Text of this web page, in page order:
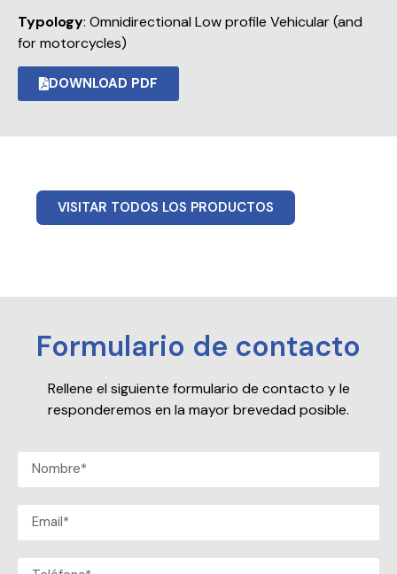
Typology: Omnidirectional Low profile Vehicular (and
for motorcycles)
DOWNLOAD PDF
VISITAR TODOS LOS PRODUCTOS
Formulario de contacto
Rellene el siguiente formulario de contacto y le
responderemos en la mayor brevedad posible.